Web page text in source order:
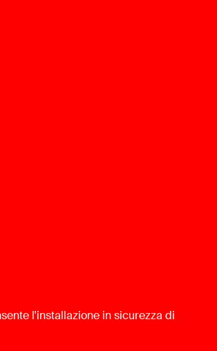
l'installazione in sicurezza di